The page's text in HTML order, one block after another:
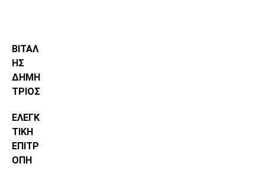
ΒΙΤΑΛ
ΗΣ
ΔΗΜΗ
ΤΡΙΟΣ
ΕΛΕΓΚ
ΤΙΚΗ
ΕΠΙΤΡ
ΟΠΗ